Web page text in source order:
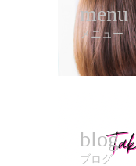
menu
メニュー
blog
ブログ